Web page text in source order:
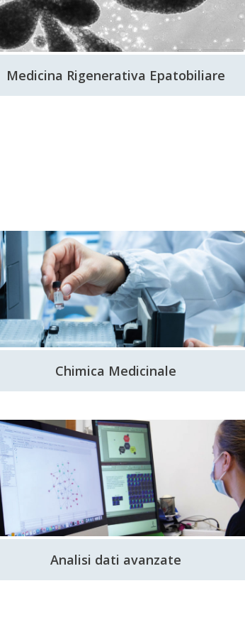
Medicina Rigenerativa Epatobiliare
Chimica Medicinale
Analisi dati avanzate